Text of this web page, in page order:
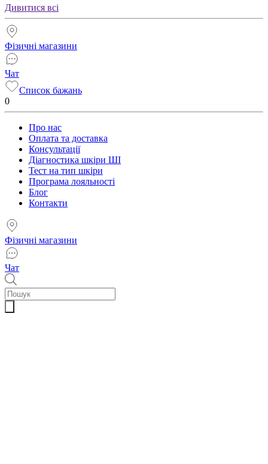
Дивитися всі
Фізичні магазини
Чат
Список бажань
0
Про нас
Оплата та доставка
Консультації
Діагностика шкіри ШІ
Тест на тип шкіри
Програма лояльності
Блог
Контакти
Фізичні магазини
Чат
Пошук
товарів